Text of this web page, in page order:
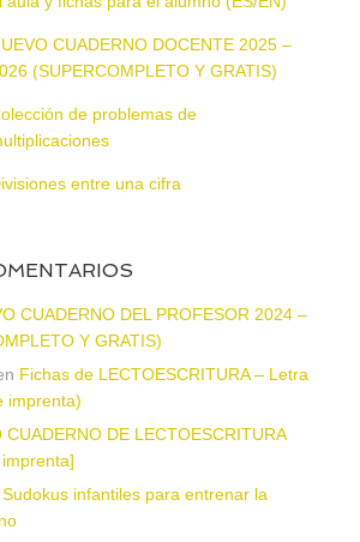
CUADERNO DOCENTE 2025 –
(SUPERCOMPLETO Y GRATIS)
de problemas de
entre una cifra
CUADERNO DEL PROFESOR 2024 –
Y GRATIS)
Fichas de LECTOESCRITURA – Letra
imprenta)
CUADERNO DE LECTOESCRITURA
Sudokus infantiles para entrenar la